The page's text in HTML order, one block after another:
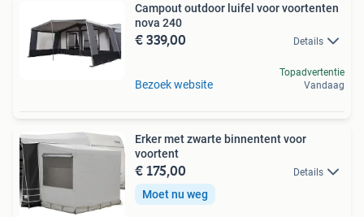
Campout outdoor luifel voor voortenten
nova 240
€ 339,00 Details
Bezoek website
Topadvertentie
Vandaag
Erker met zwarte binnentent voor
voortent
€ 175,00 Details
Moet nu weg